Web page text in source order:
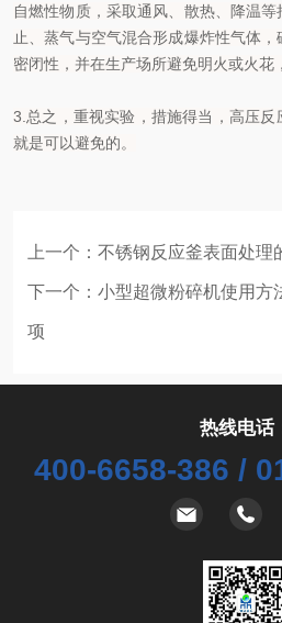
自燃性物质，采取通风、散热、降温
止、蒸气与空气混合形成爆炸性气体
密闭性，并在生产场所避免明火或火花
3.总之，重视实验，措施得当，高压
就是可以避免的。
上一个： 不锈钢反应釜表面处理
下一个： 小型超微粉碎机使用方
项
热线电话
400-6658-386 /